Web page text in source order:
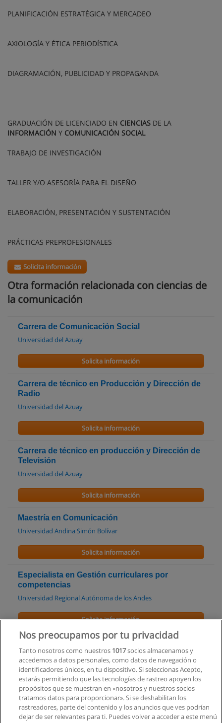
PLANIFICACIÓN ESTRATÉGICA Y MERCADEO
AXIOLOGÍA Y ÉTICA PERIODÍSTICA
DIAGRAMACIÓN, PUBLICIDAD Y PROPAGANDA
GRADUACIÓN DE LICENCIADO EN CIENCIAS DE LA
INFORMACIÓN Y COMUNICACIÓN SOCIAL
TRABAJO DE INVESTIGACIÓN
TALLER Y/O ASESORÍA PARA EL DISEÑO
ELABORACIÓN, PRESENTACIÓN Y SUSTENTACIÓN
PRÁCTICAS PREPROFESIONALES
Solicita información
Otra formación relacionada con ciencias de
la comunicación
Carrera de Comunicación Social
Universidad del Azuay
Solicita información
Carrera de técnico en Producción y Dirección de
Radio
Universidad del Azuay
Solicita información
Carrera de técnico en producción y Dirección de
Televisión
Universidad del Azuay
Solicita información
Maestría en Comunicación
Universidad Andina Simón Bolívar
Solicita información
Especialista en Gestión curriculares por
competencias
Universidad Regional Autónoma de los Andes
Solicita información
Licenciatura en Comunicación Social
Universidad Alfredo Perez Guerrero
Solicita información
Maestría en Comunicación
Facultad Latinoamericana de Ciencias Sociales Sede Ecuador
Nos preocupamos por tu privacidad
Tanto nosotros como nuestros 1017socios almacenamos y
accedemos a datos personales, como datos de navegación o
identificadores únicos, en tu dispositivo. Si seleccionas Acepto,
estarás permitiendo que las tecnologías de rastreo apoyen los
propósitos que se muestran en «nosotros y nuestros socios
tratamos datos para proporcionar». Si se deshabilitan los
rastreadores, parte del contenido y los anuncios que ves podrían
dejar de ser relevantes para ti. Puedes volver a acceder a este menú